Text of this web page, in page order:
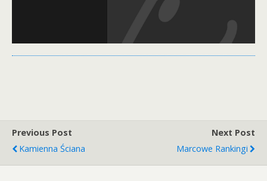
Previous Post
Kamienna Ściana
Next Post
Marcowe Rankingi